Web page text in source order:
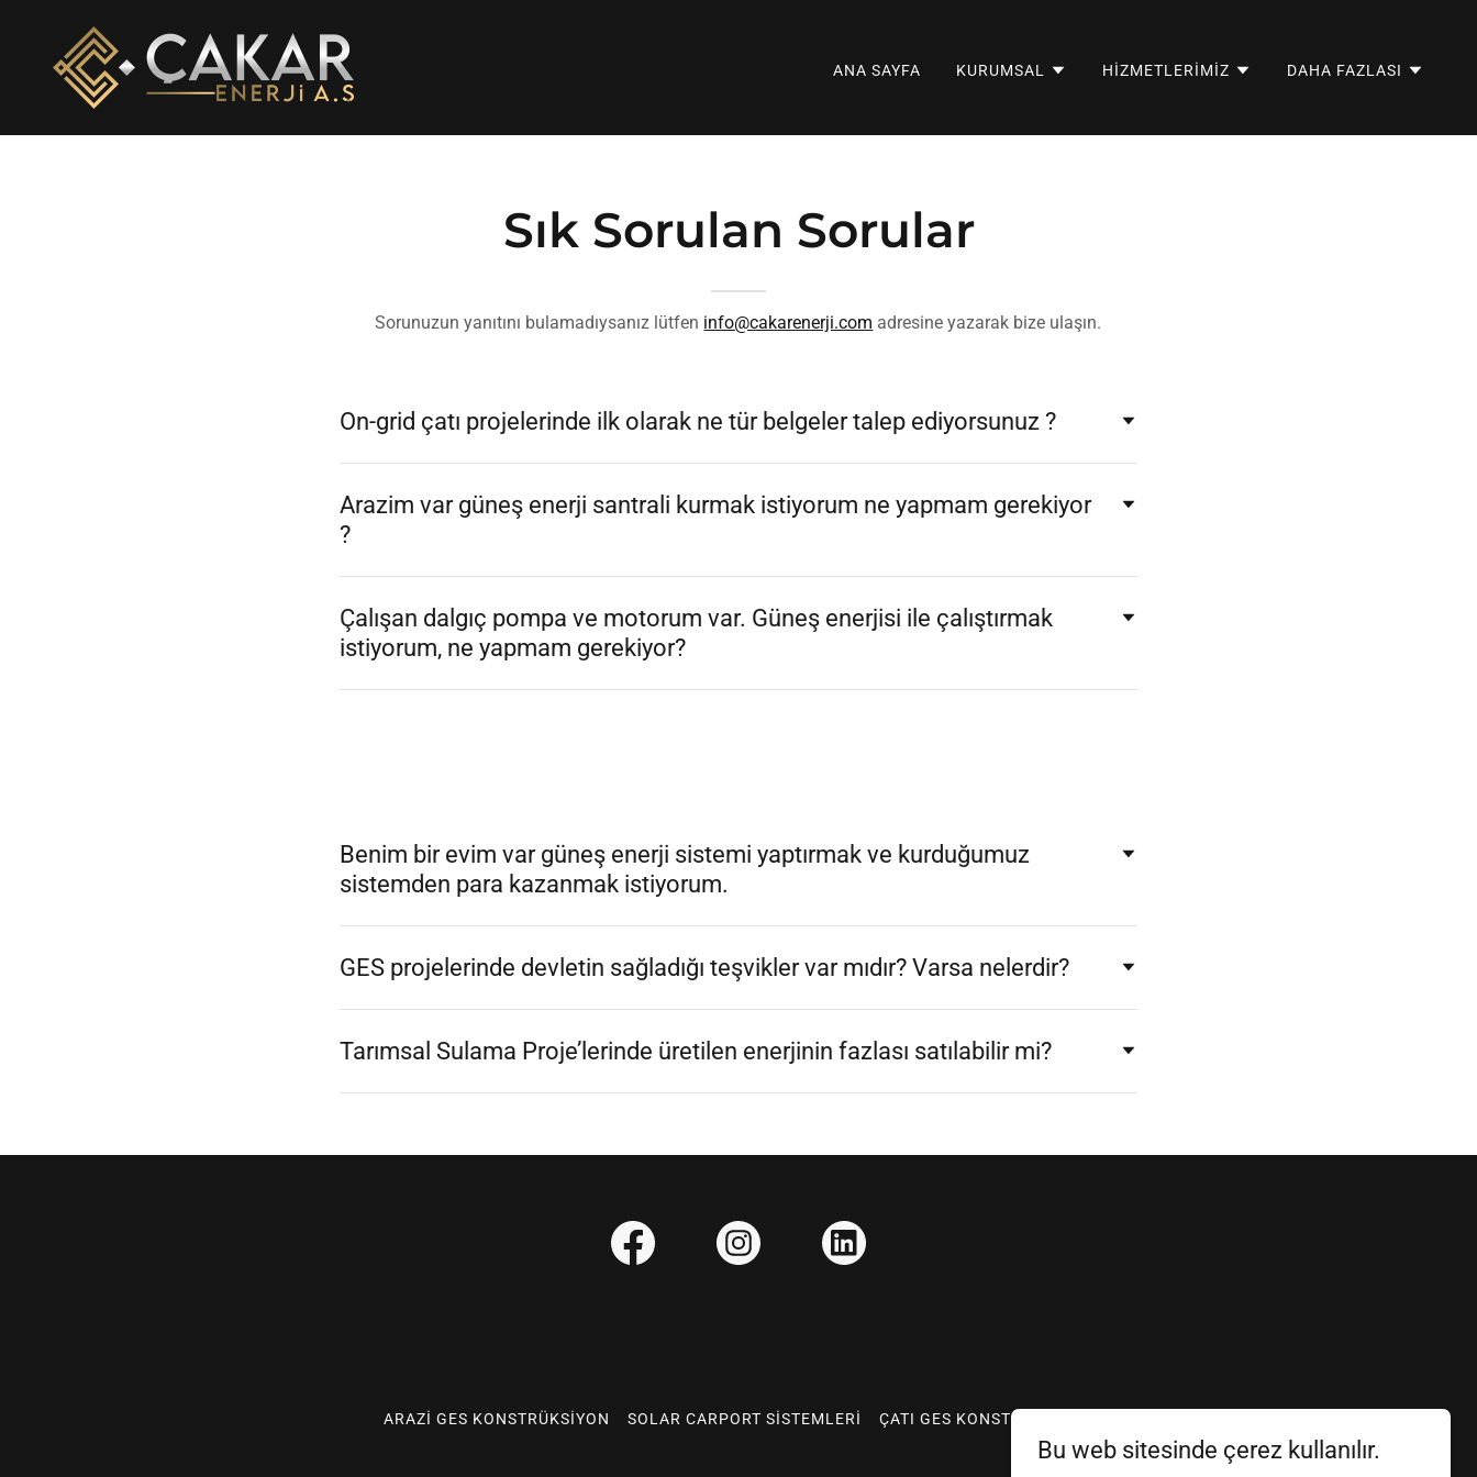
ANA SAYFA KURUMSAL HİZMETLERİMİZ DAHA FAZLASI
Sık Sorulan Sorular
Sorunuzun yanıtını bulamadıysanız lütfen info@cakarenerji.com adresine yazarak bize ulaşın.
On-grid çatı projelerinde ilk olarak ne tür belgeler talep ediyorsunuz ?
Arazim var güneş enerji santrali kurmak istiyorum ne yapmam gerekiyor
?
Çalışan dalgıç pompa ve motorum var. Güneş enerjisi ile çalıştırmak
istiyorum, ne yapmam gerekiyor?
Benim bir evim var güneş enerji sistemi yaptırmak ve kurduğumuz
sistemden para kazanmak istiyorum.
GES projelerinde devletin sağladığı teşvikler var mıdır? Varsa nelerdir?
Tarımsal Sulama Proje’lerinde üretilen enerjinin fazlası satılabilir mi?
ARAZI GES KONSTRÜKSIYON SOLAR CARPORT SISTEMLERI ÇATI GES KONSTRÜKSIYON
Bu web sitesinde çerez kullanılır.